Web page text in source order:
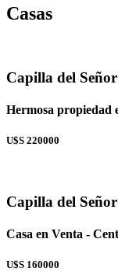
Casas
Capilla del Señor
Hermosa propiedad
U$S 220000
Capilla del Señor
Casa en Venta -
U$S 160000